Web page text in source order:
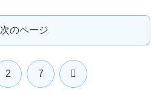
次のページ
2 7 次